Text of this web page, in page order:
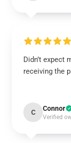
Didn’t expect
receiving the
C Connor
Verified